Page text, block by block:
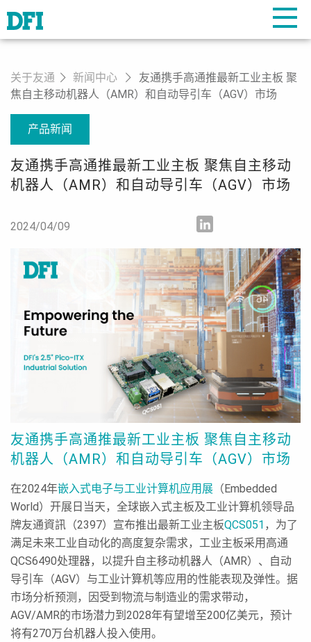
关于友通 新闻中心
友通携手高通推最新工业主板 聚
焦自主移动机器人（AMR）和自动导引车（AGV）市场
产品新闻
友通携手高通推最新工业主板 聚焦自主移动
机器人（AMR）和自动导引车（AGV）市场
2024/04/09
友通携手高通推最新工业主板 聚焦自主移动
机器人（AMR）和自动导引车（AGV）市场
在2024年嵌入式电子与工业计算机应用展 （Embedded
World）开展日当天，全球嵌入式主板及工业计算机领导品
牌友通資訊（2397）宣布推出最新工业主板QCS051 ，为了
满足未来工业自动化的高度复杂需求，工业主板采用高通
QCS6490处理器，以提升自主移动机器人（AMR）、自动
导引车（AGV）与工业计算机等应用的性能表现及弹性。据
市场分析预测，因受到物流与制造业的需求带动，
AGV/AMR的市场潜力到2028年有望增至200亿美元，预计
将有270万台机器人投入使用。